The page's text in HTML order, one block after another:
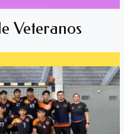
Veteranos